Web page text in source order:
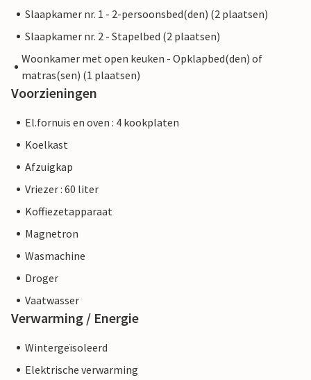
Slaapkamer nr. 1 - 2-persoonsbed(den) (2 plaatsen)
Slaapkamer nr. 2 - Stapelbed (2 plaatsen)
Woonkamer met open keuken - Opklapbed(den) of
matras(sen) (1 plaatsen)
Voorzieningen
El.fornuis en oven : 4 kookplaten
Koelkast
Afzuigkap
Vriezer : 60 liter
Koffiezetapparaat
Magnetron
Wasmachine
Droger
Vaatwasser
Verwarming / Energie
Wintergeïsoleerd
Elektrische verwarming